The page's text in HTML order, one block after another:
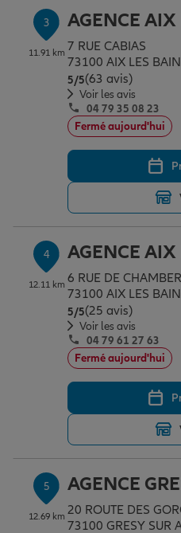
Garantie des accidents de
Assurance scolaire
Retraite
Tous nos devis d'assurance
3
11.91 km
AGENCE
7 RUE CABIAS
73100 AIX LES
5/5Note de 5 sur 5
(63 avis)
Voir les avis
04 79 35 08 23
Fermé aujourd'hui
4
12.11 km
AGENCE
6 RUE DE
73100 AIX LES
5/5Note de 5 sur 5
(25 avis)
Voir les avis
04 79 61 27 63
Fermé aujourd'hui
5
12.69 km
AGENCE
20 ROUTE DES
73100 GRESY SUR